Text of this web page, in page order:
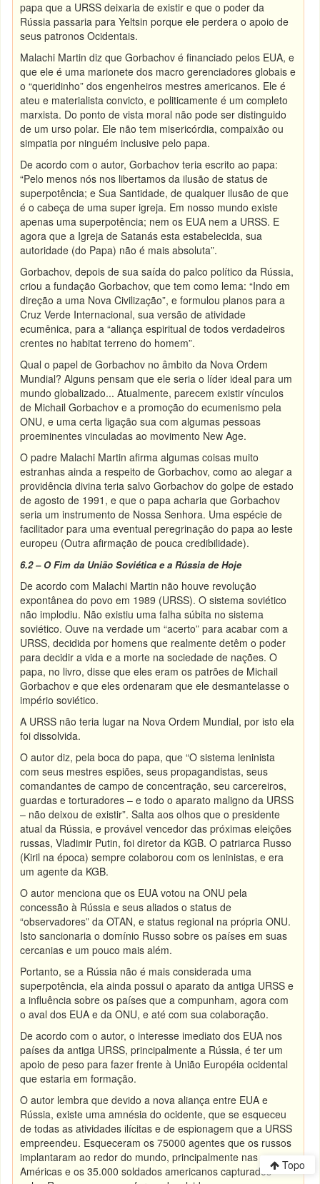
papa que a URSS deixaria de existir e que o poder da
Rússia passaria para Yeltsin porque ele perdera o apoio de
seus patronos Ocidentais.
Malachi Martin diz que Gorbachov é financiado pelos EUA, e
que ele é uma marionete dos macro gerenciadores globais e
o “queridinho” dos engenheiros mestres americanos. Ele é
ateu e materialista convicto, e politicamente é um completo
marxista. Do ponto de vista moral não pode ser distinguido
de um urso polar. Ele não tem misericórdia, compaixão ou
simpatia por ninguém inclusive pelo papa.
De acordo com o autor, Gorbachov teria escrito ao papa:
“Pelo menos nós nos libertamos da ilusão de status de
superpotência; e Sua Santidade, de qualquer ilusão de que
é o cabeça de uma super igreja. Em nosso mundo existe
apenas uma superpotência; nem os EUA nem a URSS. E
agora que a Igreja de Satanás esta estabelecida, sua
autoridade (do Papa) não é mais absoluta”.
Gorbachov, depois de sua saída do palco político da Rússia,
criou a fundação Gorbachov, que tem como lema: “Indo em
direção a uma Nova Civilização”, e formulou planos para a
Cruz Verde Internacional, sua versão de atividade
ecumênica, para a “aliança espiritual de todos verdadeiros
crentes no habitat terreno do homem”.
Qual o papel de Gorbachov no âmbito da Nova Ordem
Mundial? Alguns pensam que ele seria o líder ideal para um
mundo globalizado... Atualmente, parecem existir vínculos
de Michail Gorbachov e a promoção do ecumenismo pela
ONU, e uma certa ligação sua com algumas pessoas
proeminentes vinculadas ao movimento New Age.
O padre Malachi Martin afirma algumas coisas muito
estranhas ainda a respeito de Gorbachov, como ao alegar a
providência divina teria salvo Gorbachov do golpe de estado
de agosto de 1991, e que o papa acharia que Gorbachov
seria um instrumento de Nossa Senhora. Uma espécie de
facilitador para uma eventual peregrinação do papa ao leste
europeu (Outra afirmação de pouca credibilidade).
6.2 – O Fim da União Soviética e a Rússia de Hoje
De acordo com Malachi Martin não houve revolução
expontânea do povo em 1989 (URSS). O sistema soviético
não implodiu. Não existiu uma falha súbita no sistema
soviético. Ouve na verdade um “acerto” para acabar com a
URSS, decidida por homens que realmente detêm o poder
para decidir a vida e a morte na sociedade de nações. O
papa, no livro, disse que eles eram os patrões de Michail
Gorbachov e que eles ordenaram que ele desmantelasse o
império soviético.
A URSS não teria lugar na Nova Ordem Mundial, por isto ela
foi dissolvida.
O autor diz, pela boca do papa, que “O sistema leninista
com seus mestres espiões, seus propagandistas, seus
comandantes de campo de concentração, seu carcereiros,
guardas e torturadores – e todo o aparato maligno da URSS
– não deixou de existir”. Salta aos olhos que o presidente
atual da Rússia, e provável vencedor das próximas eleições
russas, Vladimir Putin, foi diretor da KGB. O patriarca Russo
(Kiril na época) sempre colaborou com os leninistas, e era
um agente da KGB.
O autor menciona que os EUA votou na ONU pela
concessão à Rússia e seus aliados o status de
“observadores” da OTAN, e status regional na própria ONU.
Isto sancionaria o domínio Russo sobre os países em suas
cercanias e um pouco mais além.
Portanto, se a Rússia não é mais considerada uma
superpotência, ela ainda possui o aparato da antiga URSS e
a influência sobre os países que a compunham, agora com
o aval dos EUA e da ONU, e até com sua colaboração.
De acordo com o autor, o interesse imediato dos EUA nos
países da antiga URSS, principalmente a Rússia, é ter um
apoio de peso para fazer frente à União Européia ocidental
que estaria em formação.
O autor lembra que devido a nova aliança entre EUA e
Rússia, existe uma amnésia do ocidente, que se esqueceu
de todas as atividades ilícitas e de espionagem que a URSS
empreendeu. Esqueceram os 75000 agentes que os russos
implantaram ao redor do mundo, principalmente nas
Américas e os 35.000 soldados americanos capturados
Topo